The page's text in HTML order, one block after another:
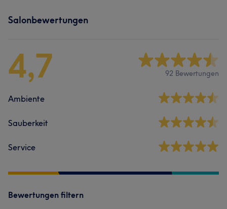
Salonbewertungen
4,7 92 Bewertungen
Ambiente
Sauberkeit
Service
Bewertungen filtern